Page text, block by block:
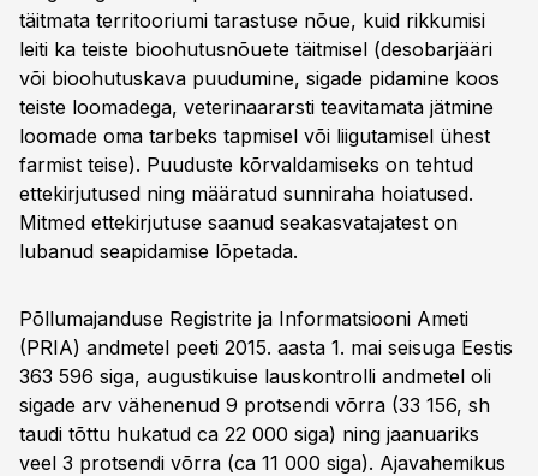
täitmata territooriumi tarastuse nõue, kuid rikkumisi
leiti ka teiste bioohutusnõuete täitmisel (desobarjääri
või bioohutuskava puudumine, sigade pidamine koos
teiste loomadega, veterinaararsti teavitamata jätmine
loomade oma tarbeks tapmisel või liigutamisel ühest
farmist teise). Puuduste kõrvaldamiseks on tehtud
ettekirjutused ning määratud sunniraha hoiatused.
Mitmed ettekirjutuse saanud seakasvatajatest on
lubanud seapidamise lõpetada.
Põllumajanduse Registrite ja Informatsiooni Ameti
(PRIA) andmetel peeti 2015. aasta 1. mai seisuga Eestis
363 596 siga, augustikuise lauskontrolli andmetel oli
sigade arv vähenenud 9 protsendi võrra (33 156, sh
taudi tõttu hukatud ca 22 000 siga) ning jaanuariks
veel 3 protsendi võrra (ca 11 000 siga). Ajavahemikus